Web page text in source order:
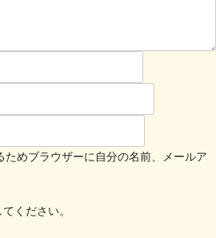
ためブラウザーに自分の名前、メールア
ください。